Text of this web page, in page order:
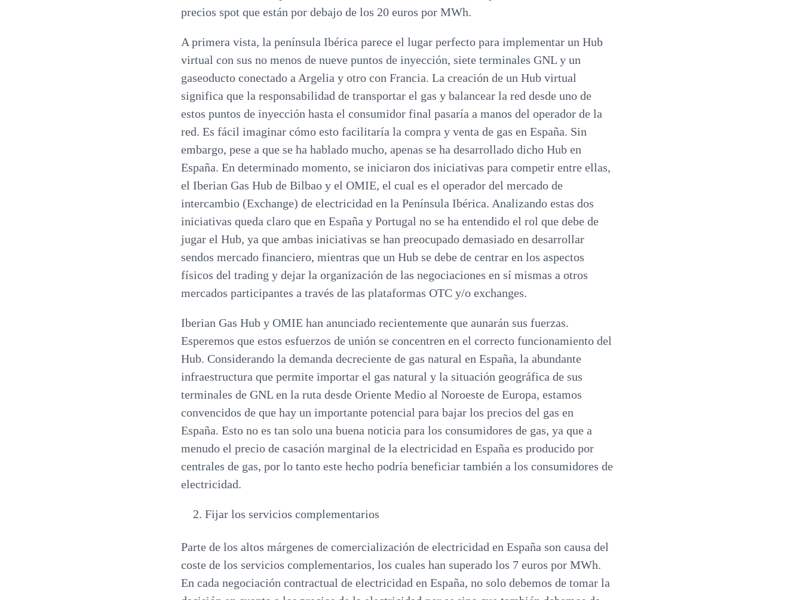
precios spot que están por debajo de los 20 euros por MWh.
A primera vista, la península Ibérica parece el lugar perfecto para implementar un Hub
virtual con sus no menos de nueve puntos de inyección, siete terminales GNL y un
gaseoducto conectado a Argelia y otro con Francia. La creación de un Hub virtual
significa que la responsabilidad de transportar el gas y balancear la red desde uno de
estos puntos de inyección hasta el consumidor final pasaría a manos del operador de la
red. Es fácil imaginar cómo esto facilitaría la compra y venta de gas en España. Sin
embargo, pese a que se ha hablado mucho, apenas se ha desarrollado dicho Hub en
España. En determinado momento, se iniciaron dos iniciativas para competir entre ellas,
el Iberian Gas Hub de Bilbao y el OMIE, el cual es el operador del mercado de
intercambio (Exchange) de electricidad en la Península Ibérica. Analizando estas dos
iniciativas queda claro que en España y Portugal no se ha entendido el rol que debe de
jugar el Hub, ya que ambas iniciativas se han preocupado demasiado en desarrollar
sendos mercado financiero, mientras que un Hub se debe de centrar en los aspectos
físicos del trading y dejar la organización de las negociaciones en sí mismas a otros
mercados participantes a través de las plataformas OTC y/o exchanges.
Iberian Gas Hub y OMIE han anunciado recientemente que aunarán sus fuerzas.
Esperemos que estos esfuerzos de unión se concentren en el correcto funcionamiento del
Hub. Considerando la demanda decreciente de gas natural en España, la abundante
infraestructura que permite importar el gas natural y la situación geográfica de sus
terminales de GNL en la ruta desde Oriente Medio al Noroeste de Europa, estamos
convencidos de que hay un importante potencial para bajar los precios del gas en
España. Esto no es tan solo una buena noticia para los consumidores de gas, ya que a
menudo el precio de casación marginal de la electricidad en España es producido por
centrales de gas, por lo tanto este hecho podría beneficiar también a los consumidores de
electricidad.
Fijar los servicios complementarios
Parte de los altos márgenes de comercialización de electricidad en España son causa del
coste de los servicios complementarios, los cuales han superado los 7 euros por MWh.
En cada negociación contractual de electricidad en España, no solo debemos de tomar la